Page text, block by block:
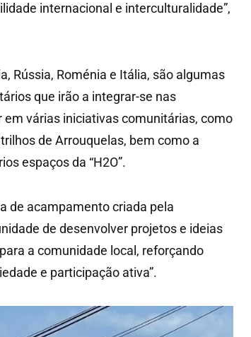
internacional e interculturalidade”,
Rússia, Roménia e Itália, são algumas
que irão a integrar-se nas
várias iniciativas comunitárias, como
de Arrouquelas, bem como a
espaços da “H2O”.
de acampamento criada pela
de desenvolver projetos e ideias
a comunidade local, reforçando
e participação ativa”.